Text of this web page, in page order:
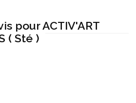
pour ACTIV'ART
( Sté )